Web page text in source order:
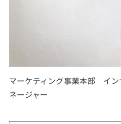
マーケティング事業本部 イン
ネージャー